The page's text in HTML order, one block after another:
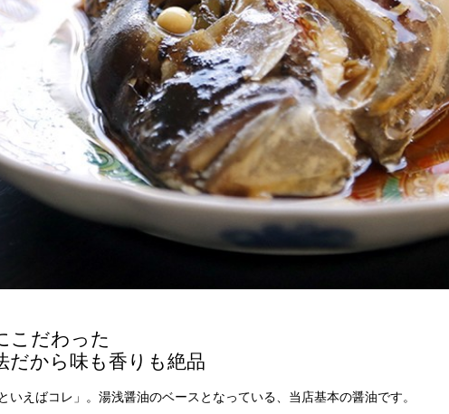
こだわった
だから味も香りも絶品
いえばコレ」。湯浅醤油のベースとなっている、当店基本の醤油です。